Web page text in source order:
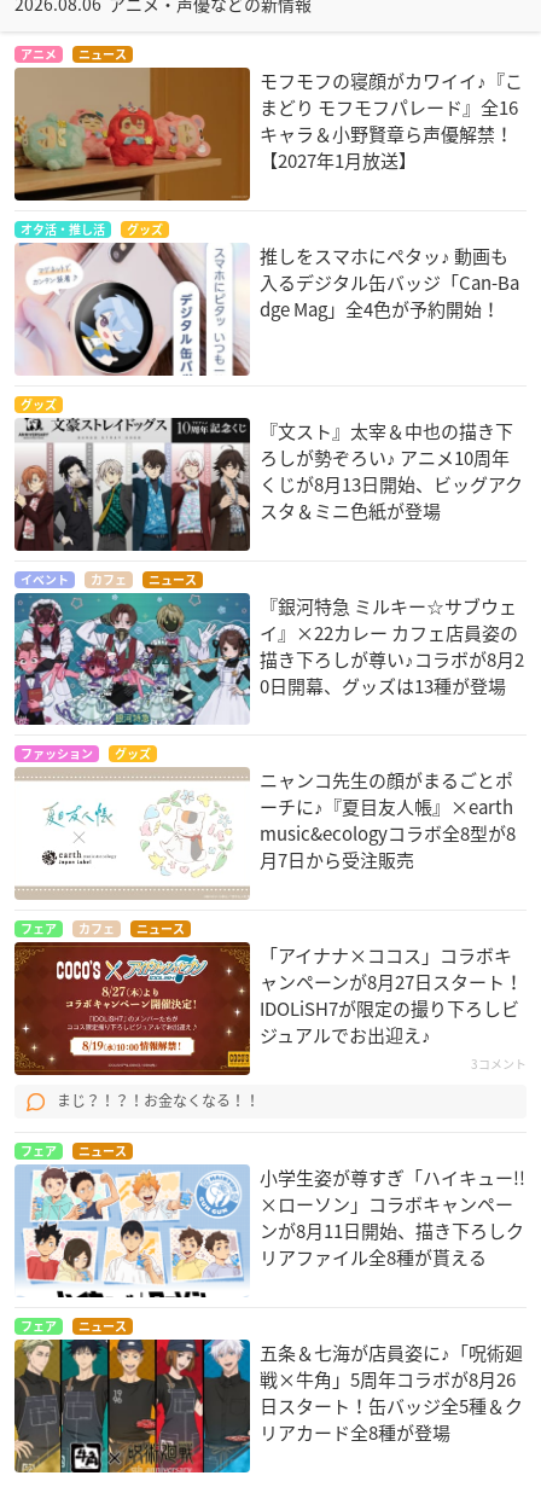
アニメ ニュース
モフモフの寝顔がカワイイ♪『こ
まどり モフモフパレード』全16
キャラ＆小野賢章ら声優解禁！
【2027年1月放送】
オタ活・推し活 グッズ
推しをスマホにペタッ♪ 動画も
入るデジタル缶バッジ「Can-Ba
dge Mag」全4色が予約開始！
グッズ
『文スト』太宰＆中也の描き下
ろしが勢ぞろい♪ アニメ10周年
くじが8月13日開始、ビッグアク
スタ＆ミニ色紙が登場
イベント カフェ ニュース
『銀河特急 ミルキー☆サブウェ
イ』×22カレー カフェ店員姿の
描き下ろしが尊い♪コラボが8月2
0日開幕、グッズは13種が登場
ファッション グッズ
ニャンコ先生の顔がまるごとポ
ーチに♪『夏目友人帳』×earth
music&ecologyコラボ全8型が8
月7日から受注販売
フェア カフェ ニュース
「アイナナ×ココス」コラボキ
ャンペーンが8月27日スタート！
IDOLiSH7が限定の撮り下ろしビ
ジュアルでお出迎え♪
3コメント
まじ？！？！お金なくなる！！
フェア ニュース
小学生姿が尊すぎ「ハイキュー!!
×ローソン」コラボキャンペー
ンが8月11日開始、描き下ろしク
リアファイル全8種が貰える
フェア ニュース
五条＆七海が店員姿に♪「呪術廻
戦×牛角」5周年コラボが8月26
日スタート！缶バッジ全5種＆ク
リアカード全8種が登場